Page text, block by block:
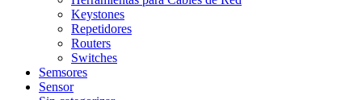
Keystones
Repetidores
Routers
Switches
Semsores
Sensor